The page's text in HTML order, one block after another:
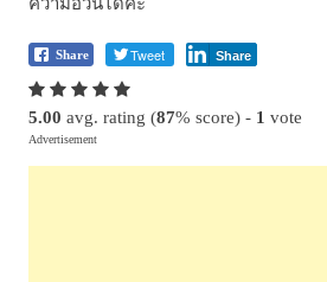
Share Tweet Share
5.00 avg. rating (87% score) - 1 vote
Advertisement